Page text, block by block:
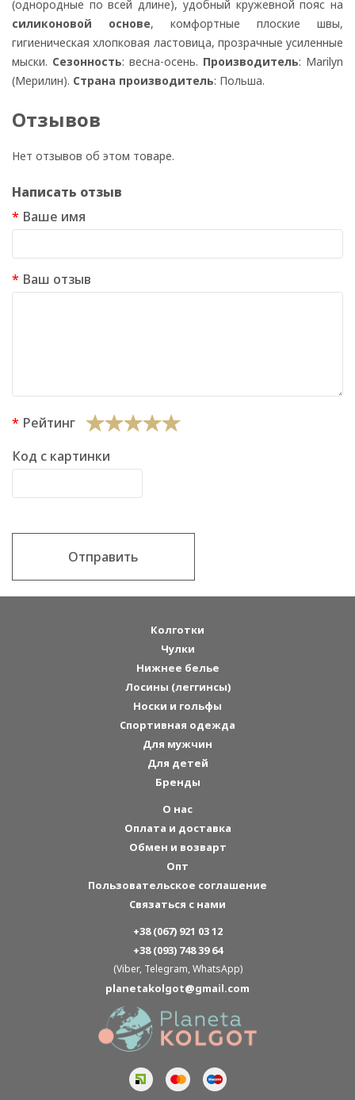
(однородные по всей длине), удобный кружевной пояс на
силиконовой основе, комфортные плоские швы,
гигиеническая хлопковая ластовица, прозрачные усиленные
мыски. Сезонность: весна-осень. Производитель: Marilyn
(Мерилин). Страна производитель: Польша.
Отзывов
Нет отзывов об этом товаре.
Написать отзыв
Ваше имя
Ваш отзыв
Рейтинг
Код с картинки
Отправить
Колготки
Чулки
Нижнее белье
Лосины (леггинсы)
Носки и гольфы
Спортивная одежда
Для мужчин
Для детей
Бренды
О нас
Оплата и доставка
Обмен и возварт
Опт
Пользовательское соглашение
Связаться с нами
+38 (067) 921 03 12
+38 (093) 748 39 64
(Viber, Telegram, WhatsApp)
planetakolgot@gmail.com